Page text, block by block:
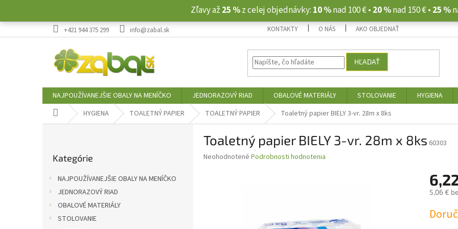
obsah
Zľavy až 25 %z celej objednávky: 10 %nad 100 € • 20 %nad 150 € • 25 %
+421 944 375 299 info@zabal.sk KONTAKTY O NÁS AKO OBJEDNAŤ
HĽADAŤ
NAJPOUŽÍVANEJŠIE OBALY NA MENÍČKO JEDNORAZOVÝ RIAD OBALOVÉ MATERIÁLY STOLOVANIE HYGIENA
DomovHYGIENA TOALETNÝ PAPIER TOALETNÝ PAPIER Toaletný papier BIELY 3-vr. 28m x 8ks
kategórie
Kategórie
NAJPOUŽÍVANEJŠIE OBALY NA MENÍČKO
JEDNORAZOVÝ RIAD
OBALOVÉ MATERIÁLY
STOLOVANIE
Toaletný papier BIELY 3-vr. 28m x 8ks 60303
Priemerné
Neohodnotené Podrobnosti hodnotenia
5,06 €
cena: